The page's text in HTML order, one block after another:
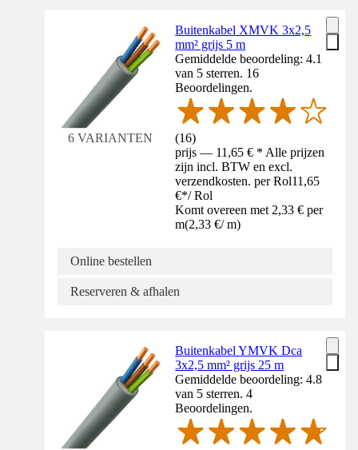
6 VARIANTEN
Buitenkabel XMVK 3x2,5
mm² grijs 5 m
Gemiddelde beoordeling: 4.1
van 5 sterren. 16
Beoordelingen.
(16)
prijs — 11,65 € * Alle prijzen
zijn incl. BTW en excl.
verzendkosten. per Rol11,65
€*/ Rol
Komt overeen met 2,33 € per
m(2,33 €/ m)
Online bestellen
Reserveren & afhalen
Buitenkabel YMVK Dca
3x2,5 mm² grijs 25 m
Gemiddelde beoordeling: 4.8
van 5 sterren. 4
Beoordelingen.